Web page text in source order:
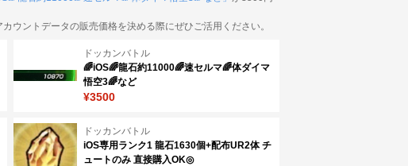
カウントデータの販売価格を決める際にぜひご活用ください。
ドッカンバトル
🌈iOS🌈龍石約11000🌈速セルマ🌈体ダイマ
悟空3🌈など
¥3500
ドッカンバトル
iOS専用ランク1 龍石1630個+配布UR2体 チ
ュートのみ 直接購入OK◎